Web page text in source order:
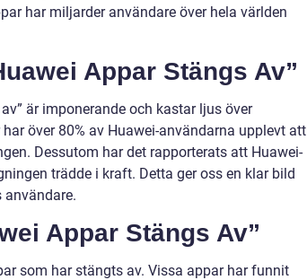
har miljarder användare över hela världen
Appar Stängs Av”
är imponerande och kastar ljus över
över 80% av Huawei-användarna upplevt att
Dessutom har det rapporterats att Huawei-
trädde i kraft. Detta ger oss en klar bild
Appar Stängs Av”
som har stängts av. Vissa appar har funnit